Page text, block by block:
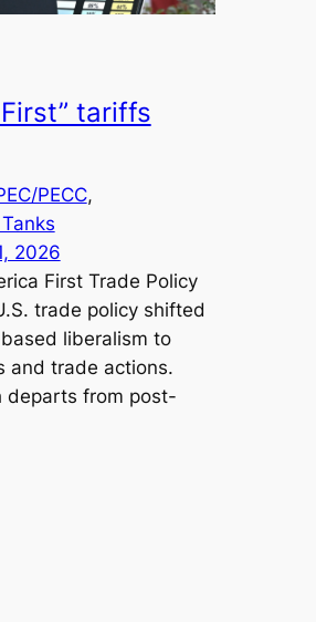
tariffs
PECC
2026
First Trade Policy
trade policy shifted
liberalism to
and trade actions.
departs from post-